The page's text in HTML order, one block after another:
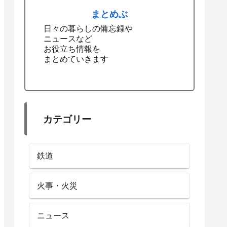
まとめぶ
日々の暮らしの備忘録や
ニュースなど
お役立ち情報を
まとめていきます
カテゴリー
鉄道
火事・火災
ニュース